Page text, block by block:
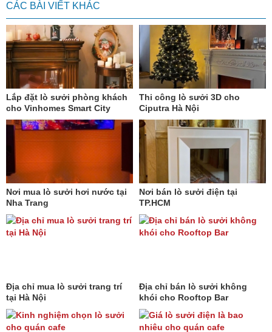
CÁC BÀI VIẾT KHÁC
Lắp đặt lò sưởi phòng khách
cho Vinhomes Smart City
Thi công lò sưởi 3D cho
Ciputra Hà Nội
Nơi mua lò sưởi hơi nước tại
Nha Trang
Nơi bán lò sưởi điện tại
TP.HCM
Địa chỉ mua lò sưởi trang trí
tại Hà Nội
Địa chỉ bán lò sưởi không
khói cho Rooftop Bar